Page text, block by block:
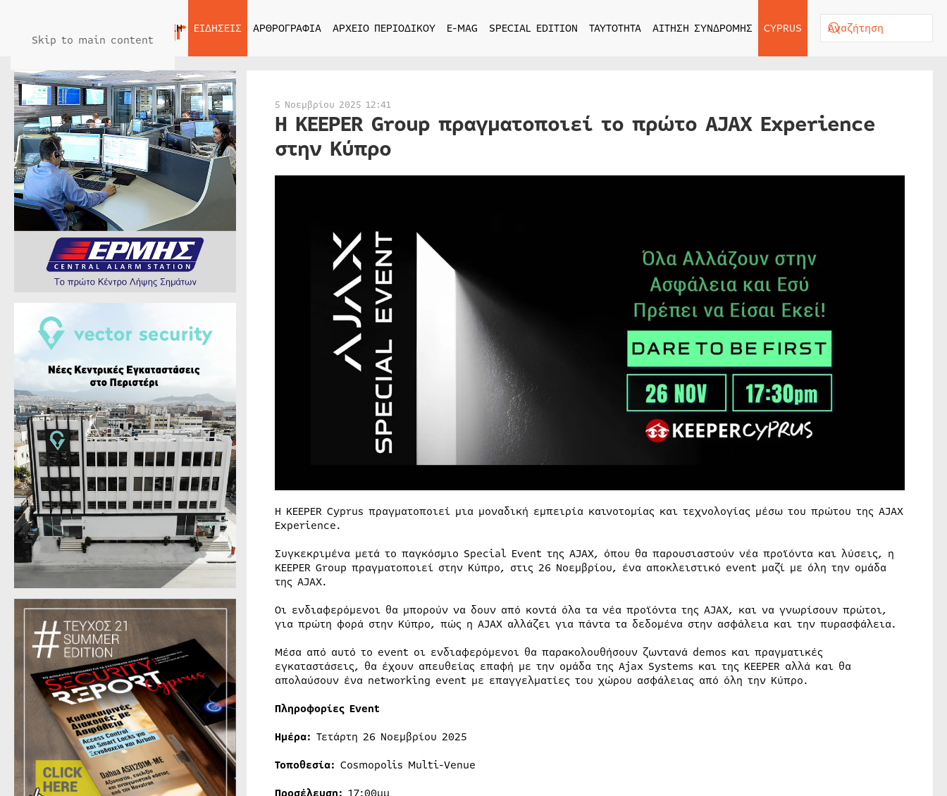
Skip to main content
ΑΡΧΙΚΗ ΕΙΔΗΣΕΙΣ ΑΡΘΡΟΓΡΑΦΙΑ ΑΡΧΕΙΟ ΠΕΡΙΟΔΙΚΟΥ E-MAG SPECIAL EDITION ΤΑΥΤΟΤΗΤΑ ΑΙΤΗΣΗ ΣΥΝΔΡΟΜΗΣ CYPRUS
5 Νοεμβρίου 2025 12:41
Η KEEPER Group πραγματοποιεί το πρώτο AJAX Experience
στην Κύπρο
Η KEEPER Cyprus πραγματοποιεί μια μοναδική εμπειρία καινοτομίας και τεχνολογίας μέσω του πρώτου της AJAX
Experience.
Συγκεκριμένα μετά το παγκόσμιο Special Event της AJAX, όπου θα παρουσιαστούν νέα προϊόντα και λύσεις, η
KEEPER Group πραγματοποιεί στην Κύπρο, στις 26 Νοεμβρίου, ένα αποκλειστικό event μαζί με όλη την ομάδα
της AJAX.
Οι ενδιαφερόμενοι θα μπορούν να δουν από κοντά όλα τα νέα προϊόντα της AJAX, και να γνωρίσουν πρώτοι,
για πρώτη φορά στην Κύπρο, πώς η AJAX αλλάζει για πάντα τα δεδομένα στην ασφάλεια και την πυρασφάλεια.
Μέσα από αυτό το event οι ενδιαφερόμενοι θα παρακολουθήσουν ζωντανά demos και πραγματικές
εγκαταστάσεις, θα έχουν απευθείας επαφή με την ομάδα της Ajax Systems και της KEEPER αλλά και θα
απολαύσουν ένα networking event με επαγγελματίες του χώρου ασφάλειας από όλη την Κύπρο.
Πληροφορίες Event
Ημέρα: Τετάρτη 26 Νοεμβρίου 2025
Τοποθεσία: Cosmopolis Multi-Venue